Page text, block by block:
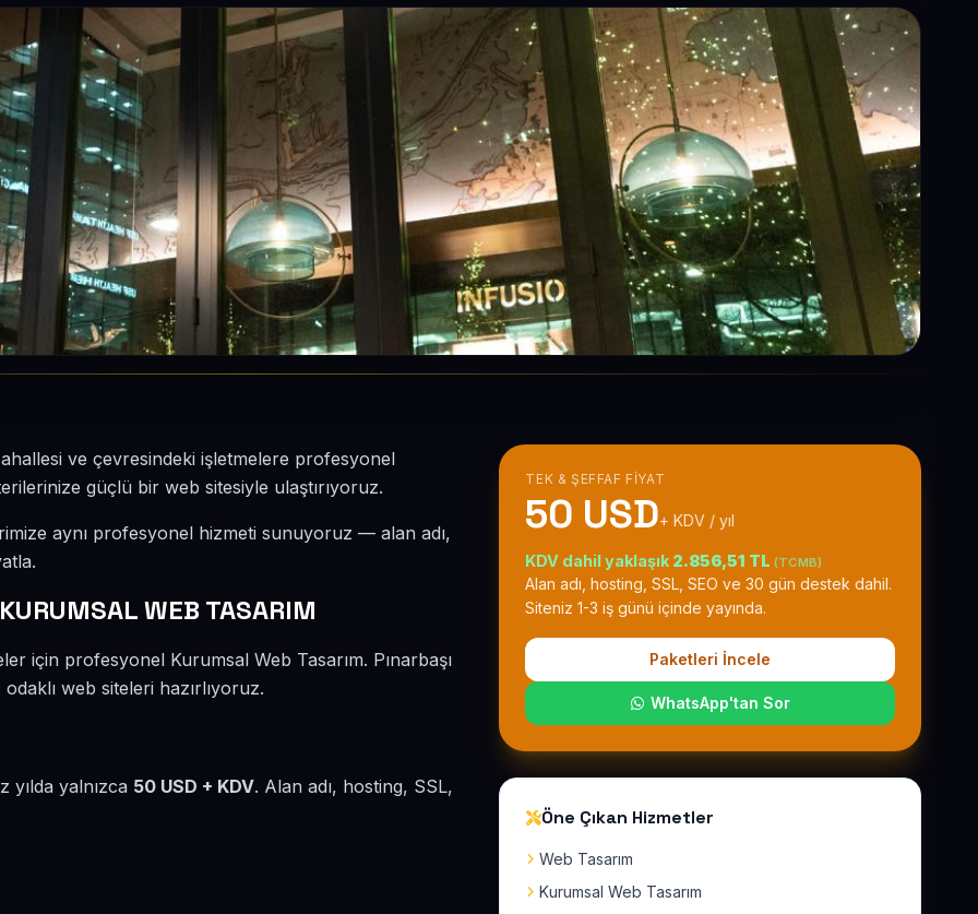
ve çevresindeki işletmelere profesyonel
güçlü bir web sitesiyle ulaştırıyoruz.
aynı profesyonel hizmeti sunuyoruz — alan adı,
WEB TASARIM
için profesyonel Kurumsal Web Tasarım. Pınarbaşı
web siteleri hazırlıyoruz.
yılda yalnızca 50 USD + KDV. Alan adı, hosting, SSL,
TEK & ŞEFFAF FIYAT
50 USD+ KDV / yıl
KDV dahil yaklaşık 2.856,51 TL (TCMB)
Alan adı, hosting, SSL, SEO ve 30 gün destek dahil.
Siteniz 1-3 iş günü içinde yayında.
Paketleri İncele
WhatsApp'tan Sor
Öne Çıkan Hizmetler
Web Tasarım
Kurumsal Web Tasarım